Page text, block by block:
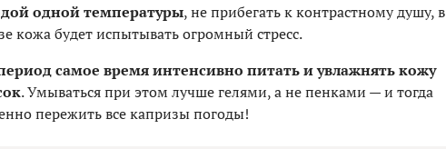
одной температуры, не прибегать к контрастному душу, в
кожа будет испытывать огромный стресс.
самое время интенсивно питать и увлажнять кожу
. Умываться при этом лучше гелями, а не пенками — и тогда
пережить все капризы погоды!